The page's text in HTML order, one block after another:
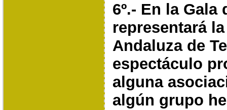
6º.- En la Gala
representará
Andaluza de
espectáculo
alguna
algún grupo